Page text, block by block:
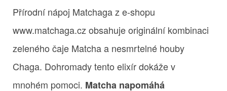
Přírodní nápoj Matchaga z e-shopu
www.matchaga.cz obsahuje originální kombinaci
zeleného čaje Matcha a nesmrtelné houby
Chaga. Dohromady tento elixír dokáže v
mnohém pomoci. Matcha napomáhá